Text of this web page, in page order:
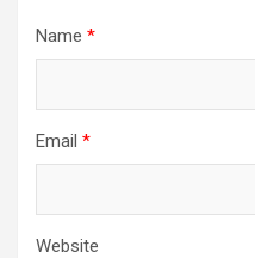
Name *
Email *
Website